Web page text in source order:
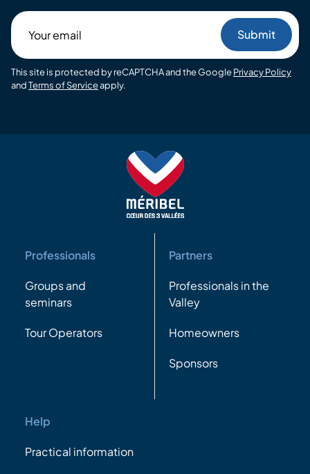
email
This site is protected by reCAPTCHA and the GooglePrivacy Policy
andTerms of Serviceapply.
Professionals
Groups and
seminars
Tour Operators
Partners
Professionals in the
Valley
Homeowners
Sponsors
Help
Practical information